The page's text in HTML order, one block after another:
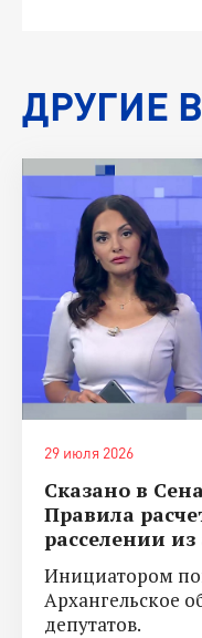
ДРУГИЕ
29 июля 2026
Сказано в
Правила
расселении
Инициатором
Архангельское
депутатов.